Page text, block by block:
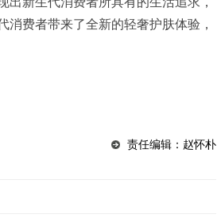
费者带来了全新的轻奢护肤体验，
责任编辑：赵怀朴